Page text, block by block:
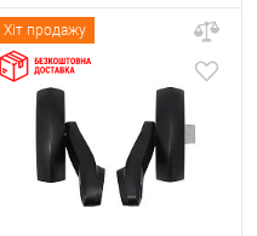
Хіт продажу